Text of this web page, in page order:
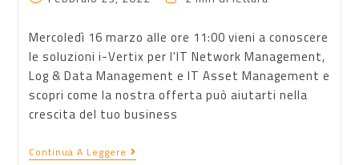
Mercoledì 16 marzo alle ore 11:00 vieni a conoscere
le soluzioni i-Vertix per l'IT Network Management,
Log & Data Management e IT Asset Management e
scopri come la nostra offerta può aiutarti nella
crescita del tuo business
Continua A Leggere